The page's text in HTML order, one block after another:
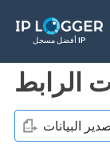
أفضل مسجل IP
الرابط
البيانات